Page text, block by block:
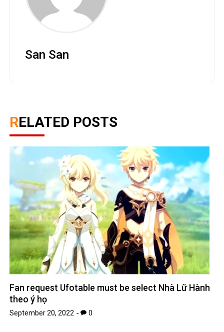
San San
RELATED POSTS
Fan request Ufotable must be select Nhà Lữ Hành
theo ý họ
September 20, 2022 0